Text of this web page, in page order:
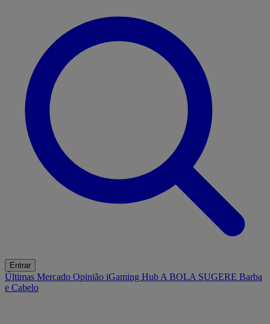
Entrar
Últimas Mercado Opinião iGaming Hub A BOLA SUGERE Barba
e Cabelo